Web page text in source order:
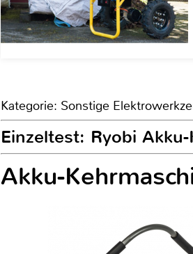
Kategorie: Sonstige
Einzeltest: Ryobi
Akku-